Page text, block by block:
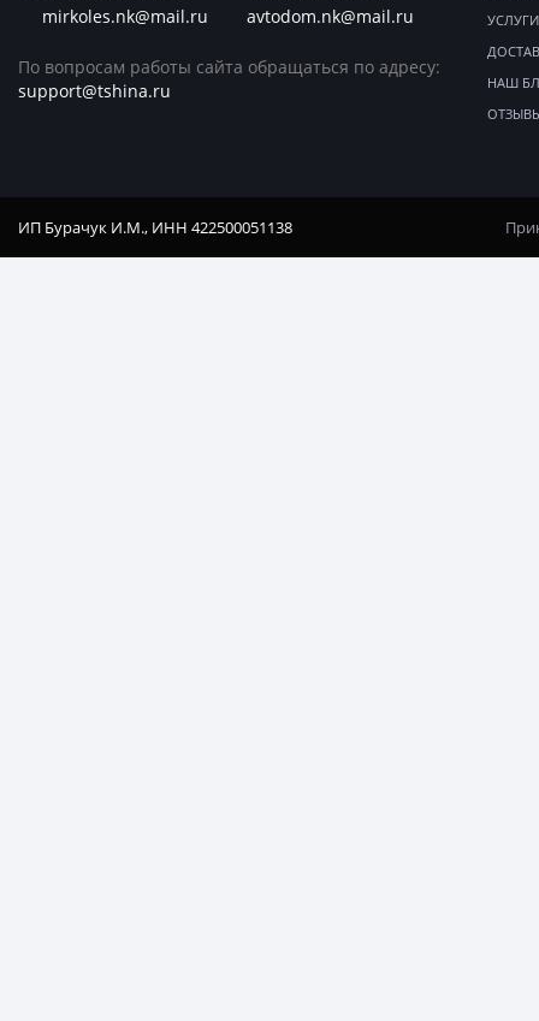
mirkoles.nk@mail.ru
avtodom.nk@mail.ru
По вопросам работы сайта обращаться по адресу:
support@tshina.ru
НАШ
ИП Бурачук И.М., ИНН 422500051138